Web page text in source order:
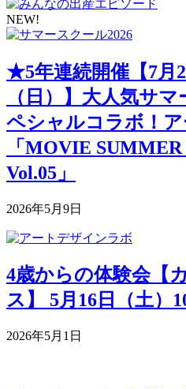
NEW!
★5年連続開催【7月
（日）】大人気サ
ペシャルコラボ！
「MOVIE
Vol.05」
2026年5月9日
4歳からの体験会【
ス】 5月16日（土）
2026年5月1日